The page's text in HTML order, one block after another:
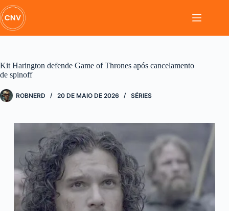
Pular
para
o
conteúdo
Kit Harington defende Game of Thrones após cancelamento
de spinoff
ROBNERD 20 DE MAIO DE 2026 SÉRIES